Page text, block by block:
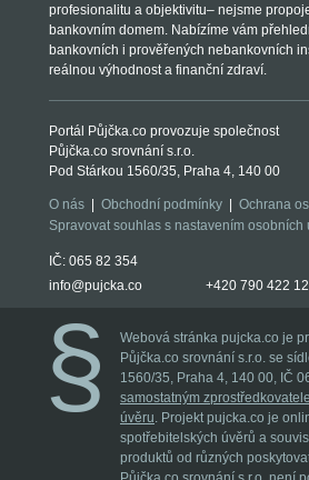
profesionalitu a objektivitu– nejsme
bankovním domem. Nabízíme vám
bankovních i prověřených nebankovních
reálnou výhodnost a finanční zdraví.
Portál Půjčka.co provozuje společnost
Půjčka.co srovnání s.r.o.
Pod Stárkou 1560/35, Praha 4, 140 00
O nás Obchodní podmínky
Ochrana
Spravovat souhlas s nastavením osobních
IČ: 065 82 354
info@pujcka.co
+420 790 422
Webová stránka pujcka.co je
Půjčka.co srovnání s.r.o. se
1560/35, Praha 4, 140 00, IČ
samostatným
úvěru. Projekt pujcka.co je
spotřebitelských úvěrů a
produktů od různých